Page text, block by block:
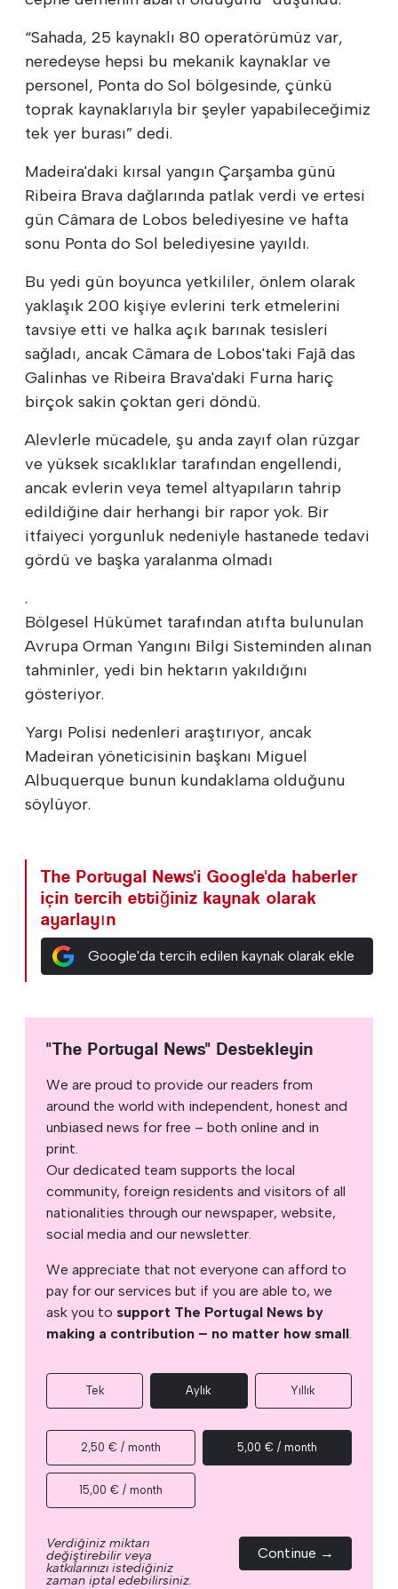
“Sahada, 25 kaynaklı 80 operatörümüz var,
neredeyse hepsi bu mekanik kaynaklar ve
personel, Ponta do Sol bölgesinde, çünkü
toprak kaynaklarıyla bir şeyler yapabileceğimiz
tek yer burası” dedi.
Madeira'daki kırsal yangın Çarşamba günü
Ribeira Brava dağlarında patlak verdi ve ertesi
gün Câmara de Lobos belediyesine ve hafta
sonu Ponta do Sol belediyesine yayıldı.
Bu yedi gün boyunca yetkililer, önlem olarak
yaklaşık 200 kişiye evlerini terk etmelerini
tavsiye etti ve halka açık barınak tesisleri
sağladı, ancak Câmara de Lobos'taki Fajã das
Galinhas ve Ribeira Brava'daki Furna hariç
birçok sakin çoktan geri döndü.
Alevlerle mücadele, şu anda zayıf olan rüzgar
ve yüksek sıcaklıklar tarafından engellendi,
ancak evlerin veya temel altyapıların tahrip
edildiğine dair herhangi bir rapor yok. Bir
itfaiyeci yorgunluk nedeniyle hastanede tedavi
gördü ve başka yaralanma olmadı
.
Bölgesel Hükümet tarafından atıfta bulunulan
Avrupa Orman Yangını Bilgi Sisteminden alınan
tahminler, yedi bin hektarın yakıldığını
gösteriyor.
Yargı Polisi nedenleri araştırıyor, ancak
Madeiran yöneticisinin başkanı Miguel
Albuquerque bunun kundaklama olduğunu
söylüyor.
The Portugal News'i Google'da haberler
için tercih ettiğiniz kaynak olarak
ayarlayın
Google'da tercih edilen kaynak olarak ekle
"The Portugal News" Destekleyin
We are proud to provide our readers from
around the world with independent, honest and
unbiased news for free – both online and in
print.
Our dedicated team supports the local
community, foreign residents and visitors of all
nationalities through our newspaper, website,
social media and our newsletter.
We appreciate that not everyone can afford to
pay for our services but if you are able to, we
ask you to support The Portugal News by
making a contribution – no matter how small.
Tek Aylık Yıllık
2,50 € / month 5,00 € / month
15,00 € / month
Verdiğiniz miktarı
değiştirebilir veya
katkılarınızı istediğiniz
zaman iptal edebilirsiniz.
Continue →